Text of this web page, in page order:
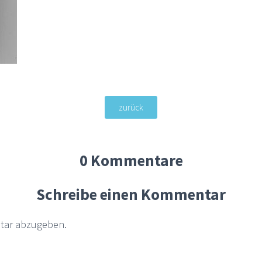
zurück
0 Kommentare
Schreibe einen Kommentar
abzugeben.